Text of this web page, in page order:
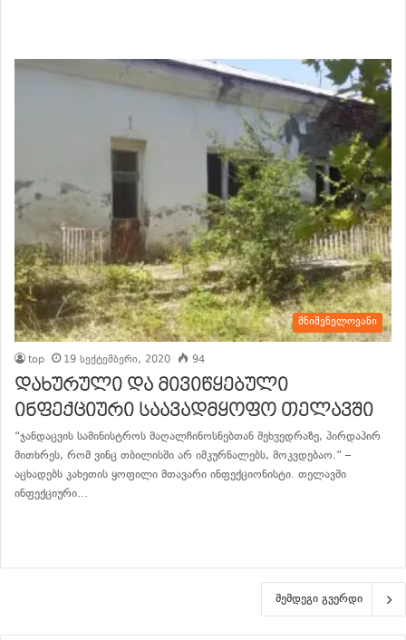
მნიშვნელოვანი
top 19 სექტემბერი, 2020 94
დახურული და მივიწყებული
ინფექციური საავადმყოფო თელავში
“ჯანდაცვის სამინისტროს მაღალჩინოსნებთან შეხვედრაზე, პირდაპირ
მითხრეს, რომ ვინც თბილისში არ იმკურნალებს, მოკვდებაო.” –
აცხადებს კახეთის ყოფილი მთავარი ინფექციონისტი. თელავში
ინფექციური…
შემდეგი გვერდი